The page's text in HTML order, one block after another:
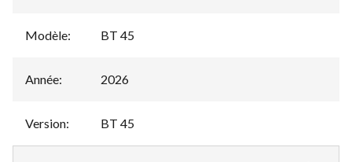
Modèle: BT 45
Année: 2026
Version: BT 45